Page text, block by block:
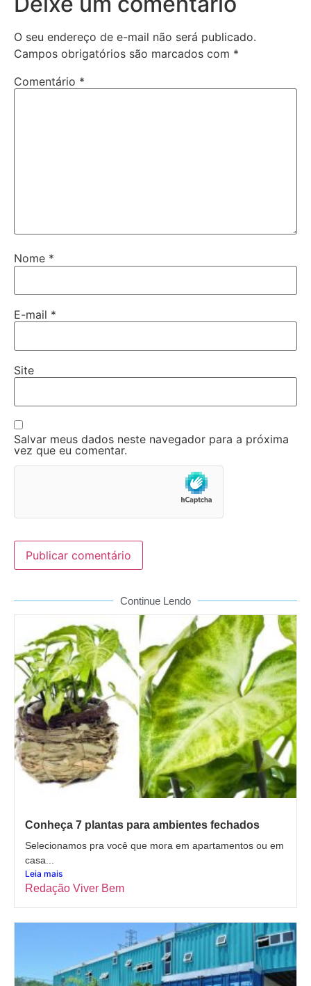
O seu endereço de e-mail não será publicado.
Campos obrigatórios são marcados com *
Comentário *
Nome *
E-mail *
Site
Salvar meus dados neste navegador para a próxima
vez que eu comentar.
Continue Lendo
Conheça 7 plantas para ambientes fechados
Selecionamos pra você que mora em apartamentos ou em
casa...
Leia mais
Redação Viver Bem